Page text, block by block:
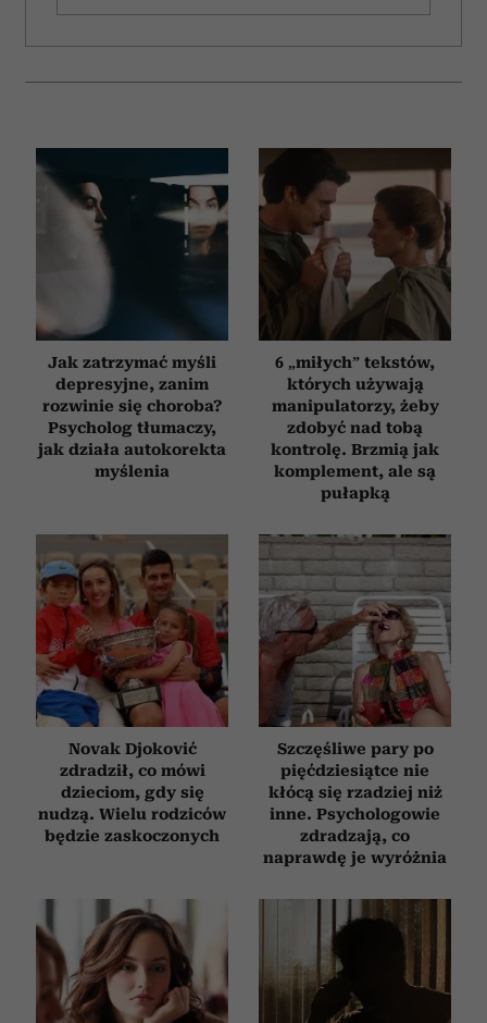
Jak zatrzymać myśli
depresyjne, zanim
rozwinie się choroba?
Psycholog tłumaczy,
jak działa autokorekta
myślenia
6 „miłych” tekstów,
których używają
manipulatorzy, żeby
zdobyć nad tobą
kontrolę. Brzmią jak
komplement, ale są
pułapką
Novak Djoković
zdradził, co mówi
dzieciom, gdy się
nudzą. Wielu rodziców
będzie zaskoczonych
Szczęśliwe pary po
pięćdziesiątce nie
kłócą się rzadziej niż
inne. Psychologowie
zdradzają, co
naprawdę je wyróżnia